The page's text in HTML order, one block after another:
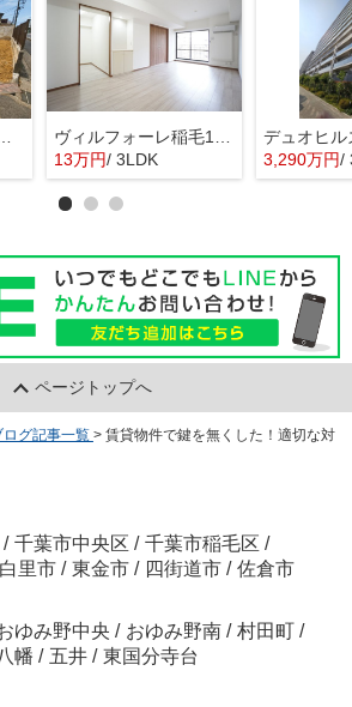
売り土地
13万円/ 3LDK 3,290万円/
ページトップへ
ログ記事一覧 > 賃貸物件で鍵を無くした！適切な対
/ 千葉市中央区 / 千葉市稲毛区 /
里市 / 東金市 / 四街道市 / 佐倉市
ゆみ野中央 / おゆみ野南 / 村田町 /
幡 / 五井 / 東国分寺台